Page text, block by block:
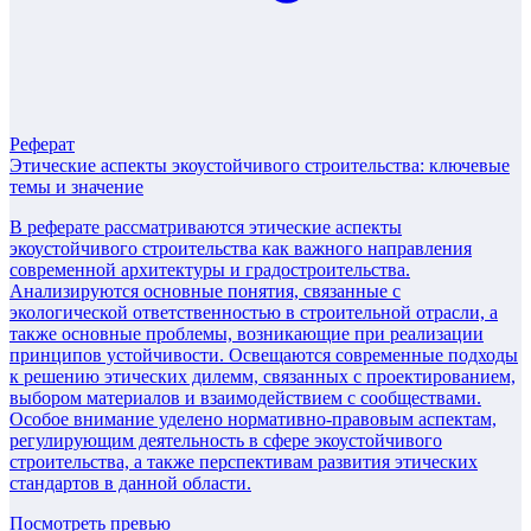
Реферат
Этические аспекты экоустойчивого строительства: ключевые
темы и значение
В реферате рассматриваются этические аспекты
экоустойчивого строительства как важного направления
современной архитектуры и градостроительства.
Анализируются основные понятия, связанные с
экологической ответственностью в строительной отрасли, а
также основные проблемы, возникающие при реализации
принципов устойчивости. Освещаются современные подходы
к решению этических дилемм, связанных с проектированием,
выбором материалов и взаимодействием с сообществами.
Особое внимание уделено нормативно-правовым аспектам,
регулирующим деятельность в сфере экоустойчивого
строительства, а также перспективам развития этических
стандартов в данной области.
Посмотреть превью